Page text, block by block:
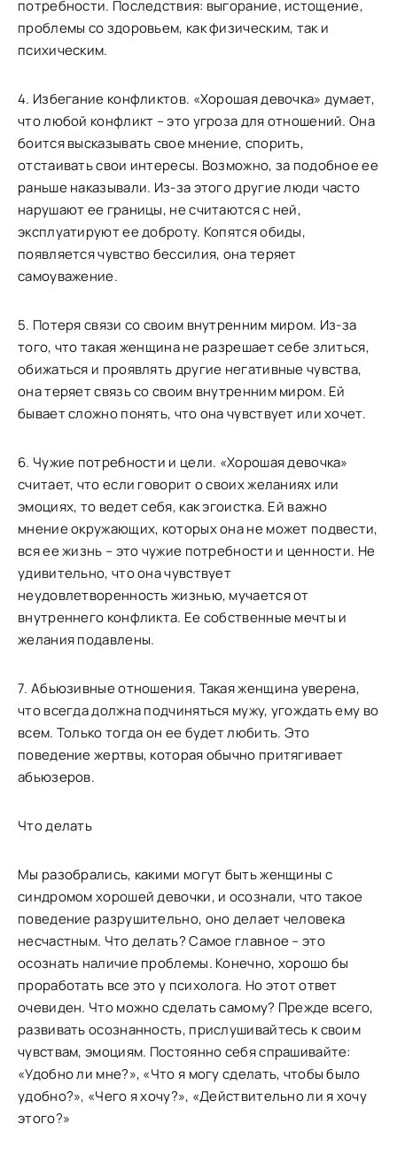
потребности. Последствия: выгорание, истощение,
проблемы со здоровьем, как физическим, так и
психическим.
4. Избегание конфликтов. «Хорошая девочка» думает,
что любой конфликт – это угроза для отношений. Она
боится высказывать свое мнение, спорить,
отстаивать свои интересы. Возможно, за подобное ее
раньше наказывали. Из-за этого другие люди часто
нарушают ее границы, не считаются с ней,
эксплуатируют ее доброту. Копятся обиды,
появляется чувство бессилия, она теряет
самоуважение.
5. Потеря связи со своим внутренним миром. Из-за
того, что такая женщина не разрешает себе злиться,
обижаться и проявлять другие негативные чувства,
она теряет связь со своим внутренним миром. Ей
бывает сложно понять, что она чувствует или хочет.
6. Чужие потребности и цели. «Хорошая девочка»
считает, что если говорит о своих желаниях или
эмоциях, то ведет себя, как эгоистка. Ей важно
мнение окружающих, которых она не может подвести,
вся ее жизнь – это чужие потребности и ценности. Не
удивительно, что она чувствует
неудовлетворенность жизнью, мучается от
внутреннего конфликта. Ее собственные мечты и
желания подавлены.
7. Абьюзивные отношения. Такая женщина уверена,
что всегда должна подчиняться мужу, угождать ему во
всем. Только тогда он ее будет любить. Это
поведение жертвы, которая обычно притягивает
абьюзеров.
Что делать
Мы разобрались, какими могут быть женщины с
синдромом хорошей девочки, и осознали, что такое
поведение разрушительно, оно делает человека
несчастным. Что делать? Самое главное – это
осознать наличие проблемы. Конечно, хорошо бы
проработать все это у психолога. Но этот ответ
очевиден. Что можно сделать самому? Прежде всего,
развивать осознанность, прислушивайтесь к своим
чувствам, эмоциям. Постоянно себя спрашивайте:
«Удобно ли мне?», «Что я могу сделать, чтобы было
удобно?», «Чего я хочу?», «Действительно ли я хочу
этого?»